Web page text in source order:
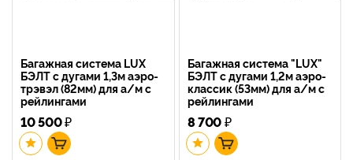
Багажная система LUX
БЭЛТ с дугами 1,3м аэро-
трэвэл (82мм) для а/м с
рейлингами
10 500₽
Багажная система "LUX"
БЭЛТ с дугами 1,2м аэро-
классик (53мм) для а/м с
рейлингами
8 700₽